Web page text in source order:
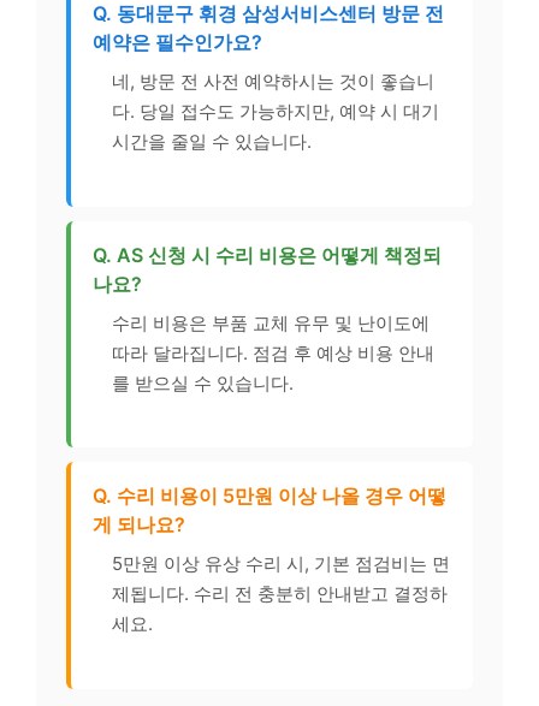
Q. 동대문구 휘경 삼성서비스센터 방문 전
예약은 필수인가요?
네, 방문 전 사전 예약하시는 것이 좋습니
다. 당일 접수도 가능하지만, 예약 시 대기
시간을 줄일 수 있습니다.
Q. AS 신청 시 수리 비용은 어떻게 책정되
나요?
수리 비용은 부품 교체 유무 및 난이도에
따라 달라집니다. 점검 후 예상 비용 안내
를 받으실 수 있습니다.
Q. 수리 비용이 5만원 이상 나올 경우 어떻
게 되나요?
5만원 이상 유상 수리 시, 기본 점검비는 면
제됩니다. 수리 전 충분히 안내받고 결정하
세요.